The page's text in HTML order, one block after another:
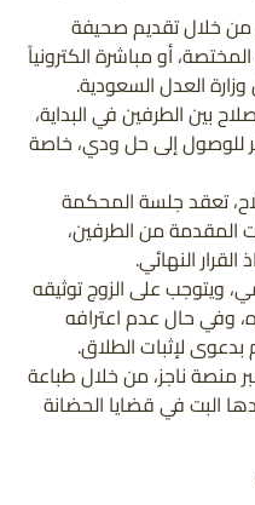
من خلال تقديم صحيفة
أو مباشرة الكترونياً
العدل السعودية.
بين الطرفين في البداية،
للوصول إلى حل ودي، خاصة
تعقد جلسة المحكمة
المقدمة من الطرفين،
النهائي.
ويتوجب على الزوج توثيقه
وفي حال عدم اعترافه
بدعوى لإثبات الطلاق.
منصة ناجز، من خلال طباعة
البت في قضايا الحضانة